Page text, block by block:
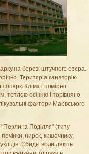
на березі штучного озера.
Територія санаторію
Клімат помірно
теплою осінню і порівняно
фактори Маківського
"Перлина Поділля" (типу
нирок, кишечнику,
Обидві води дають